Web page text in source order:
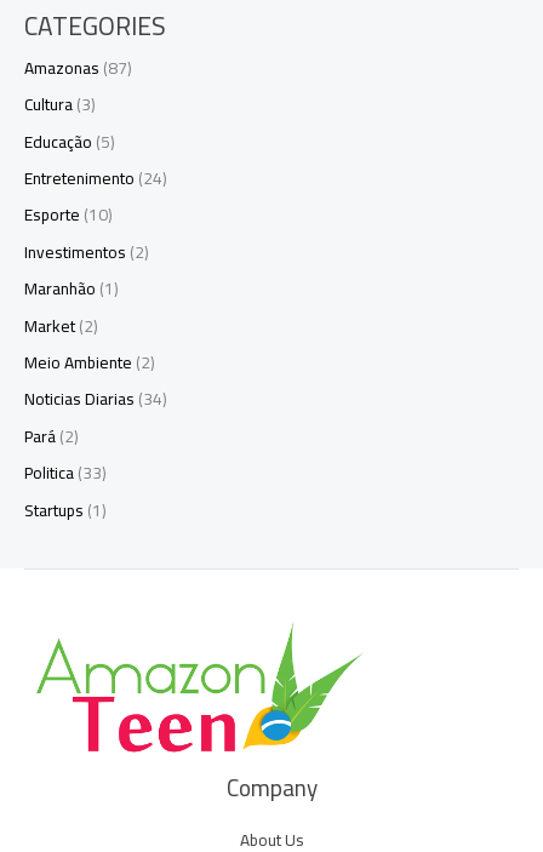
CATEGORIES
Amazonas(87)
Cultura(3)
Educação(5)
Entretenimento(24)
Esporte(10)
Investimentos(2)
Maranhão(1)
Market(2)
Meio Ambiente(2)
Noticias Diarias(34)
Pará(2)
Politica(33)
Startups(1)
Company
About Us